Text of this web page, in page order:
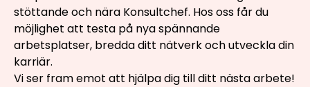
stöttande och nära Konsultchef. Hos oss får du
möjlighet att testa på nya spännande
arbetsplatser, bredda ditt nätverk och utveckla din
karriär.
Vi ser fram emot att hjälpa dig till ditt nästa arbete!